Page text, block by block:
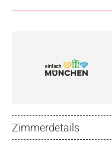
Zimmerdetails